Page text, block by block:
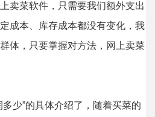
卖菜软件，只需要我们额外支出
成本、库存成本都没有变化，我
体，只要掌握对方法，网上卖菜
少”的具体介绍了，随着买菜的